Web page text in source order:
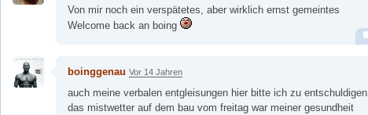
Von mir noch ein verspätetes, aber wirklich ernst gemeintes
Welcome back an boing
boinggenau Vor 14 Jahren
auch meine verbalen entgleisungen hier bitte ich zu entschuldigen.
das mistwetter auf dem bau vom freitag war meiner gesundheit